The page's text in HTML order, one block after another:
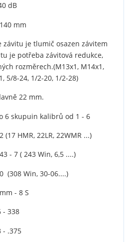
dB
mm
závitu je tlumič osazen závitem
je potřeba závitová redukce,
rozměrech.(M13x1, M14x1,
5/8-24, 1/2-20, 1/2-28)
22 mm.
6 skupuin kalibrů od 1 - 6
HMR, 22LR, 22WMR ...)
- 7 ( 243 Win, 6,5 ....)
(308 Win, 30-06....)
- 8 S
- 338
- .375